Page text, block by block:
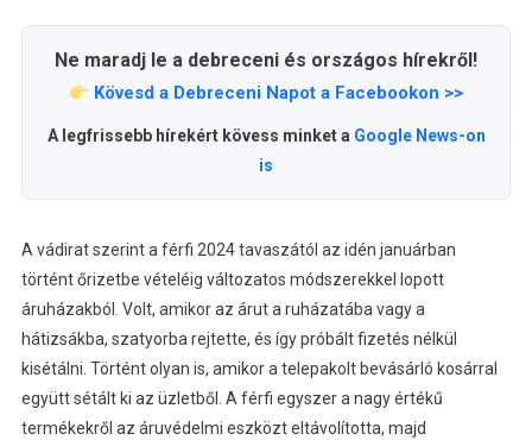
Ne maradj le a debreceni és országos hírekről!
Kövesd a Debreceni Napot a Facebookon >>
A legfrissebb hírekért kövess minket a Google News-on
is
A vádirat szerint a férfi 2024 tavaszától az idén januárban
történt őrizetbe vételéig változatos módszerekkel lopott
áruházakból. Volt, amikor az árut a ruházatába vagy a
hátizsákba, szatyorba rejtette, és így próbált fizetés nélkül
kisétálni. Történt olyan is, amikor a telepakolt bevásárló kosárral
együtt sétált ki az üzletből. A férfi egyszer a nagy értékű
termékekről az áruvédelmi eszközt eltávolította, majd